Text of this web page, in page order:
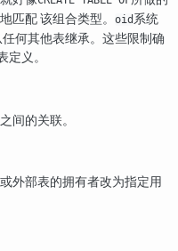
匹配 该组合类型。
oid系统
何其他表继承。这些限制确
定义。
间的关联。
外部表的拥有者改为指定用